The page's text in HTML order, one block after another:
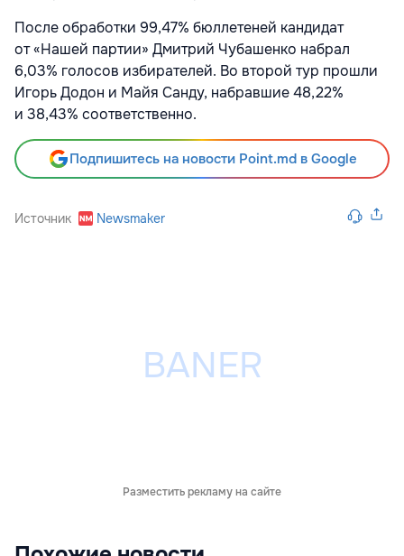
После обработки 99,47% бюллетеней кандидат
от «Нашей партии» Дмитрий Чубашенко набрал
6,03% голосов избирателей. Во второй тур прошли
Игорь Додон и Майя Санду, набравшие 48,22%
и 38,43% соответственно.
Подпишитесь на новости Point.md в Google
Источник Newsmaker
Разместить рекламу на сайте